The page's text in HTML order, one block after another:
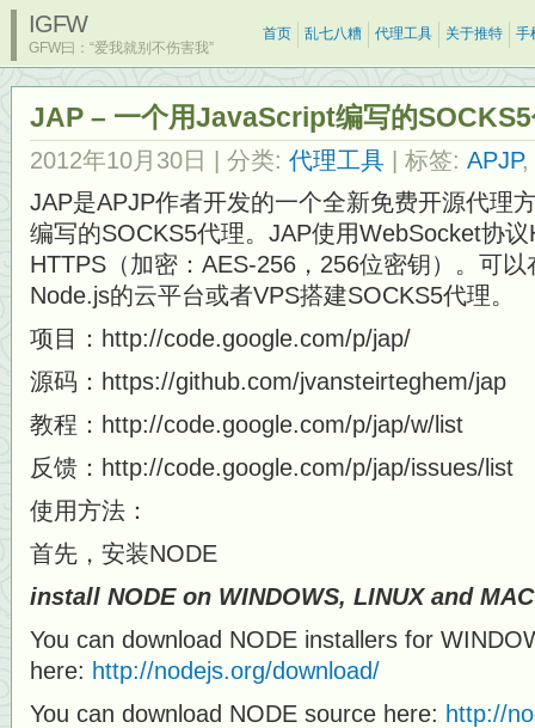
IGFW
GFW曰：“爱我就别不伤害我”
首页 乱七八糟 代理工具 关于推特 手
JAP – 一个用JavaScript编写的
2012年10月30日 | 分类: 代理工具 | 标签: APJP,
JAP是APJP作者开发的一个全新免费开源代理
编写的SOCKS5代理。JAP使用WebSocket协
HTTPS（加密：AES-256，256位密钥）。可
Node.js的云平台或者VPS搭建SOCKS5代理。
项目：http://code.google.com/p/jap/
源码：https://github.com/jvansteirteghem/jap
教程：http://code.google.com/p/jap/w/list
反馈：http://code.google.com/p/jap/issues/list
使用方法：
首先，安装NODE
install NODE on WINDOWS, LINUX and
You can download NODE installers for
here: http://nodejs.org/download/
You can download NODE source here: http://